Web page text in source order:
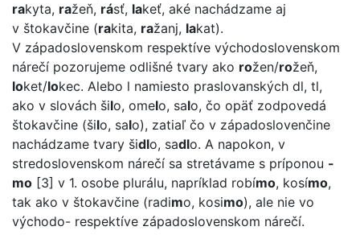
rakyta, ražeň, rásť, lakeť, aké nachádzame aj
v štokavčine (rakita, ražanj, lakat).
V západoslovenskom respektíve východoslovenskom
nárečí pozorujeme odlišné tvary ako rožen/rožeň,
loket/lokec. Alebo l namiesto praslovanských dl, tl,
ako v slovách šilo, omelo, salo, čo opäť zodpovedá
štokavčine (šilo, salo), zatiaľ čo v západoslovenčine
nachádzame tvary šidlo, sadlo. A napokon, v
stredoslovenskom nárečí sa stretávame s príponou -
mo [3] v 1. osobe plurálu, napríklad robímo, kosímo,
tak ako v štokavčine (radimo, kosimo), ale nie vo
východo- respektíve západoslovenskom nárečí.